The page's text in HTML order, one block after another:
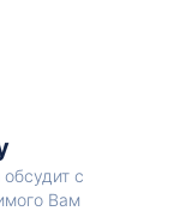
с
Вам